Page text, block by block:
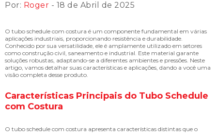
Por: Roger - 18 de Abril de 2025
O tubo schedule com costura é um componente fundamental em várias
aplicações industriais, proporcionando resistência e durabilidade.
Conhecido por sua versatilidade, ele é amplamente utilizado em setores
como construção civil, saneamento e industrial. Este material garante
soluções robustas, adaptando-se a diferentes ambientes e pressões. Neste
artigo, vamos detalhar suas características e aplicações, dando a você uma
visão completa desse produto.
Características Principais do Tubo Schedule
com Costura
O tubo schedule com costura apresenta características distintas que o